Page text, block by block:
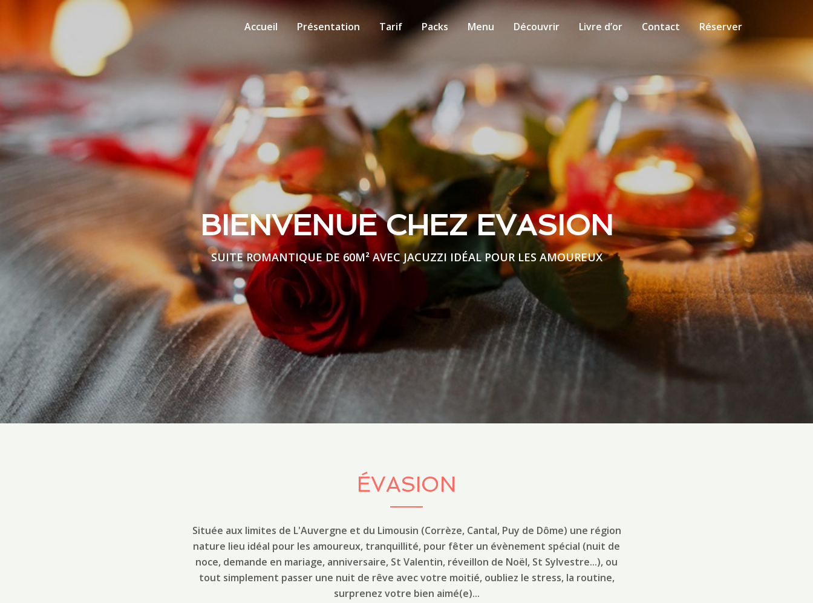
Accueil Présentation Tarif Packs Menu Découvrir Livre d’or Contact Réserver
BIENVENUE CHEZ EVASION
SUITE ROMANTIQUE DE 60M² AVEC JACUZZI IDÉAL POUR LES AMOUREUX
ÉVASION
Située aux limites de L'Auvergne et du Limousin (Corrèze, Cantal, Puy de Dôme) une région
nature lieu idéal pour les amoureux, tranquillité, pour fêter un évènement spécial (nuit de
noce, demande en mariage, anniversaire, St Valentin, réveillon de Noël, St Sylvestre...), ou
tout simplement passer une nuit de rêve avec votre moitié, oubliez le stress, la routine,
surprenez votre bien aimé(e)...